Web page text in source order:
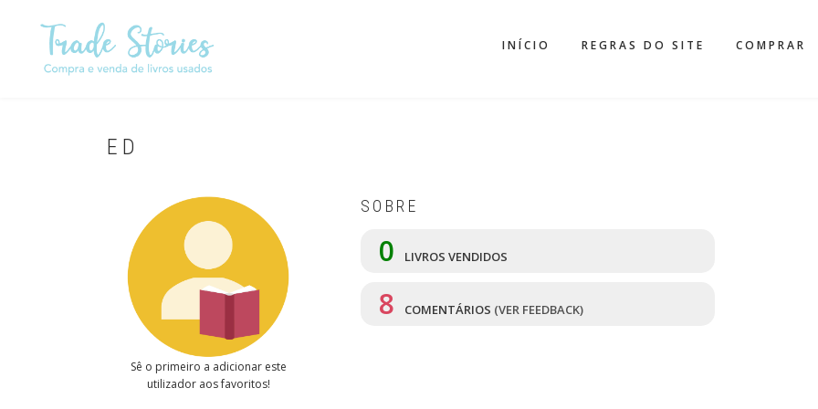
conteúdo
INÍCIO REGRAS DO SITE COMPRAR
ED
Sê o primeiro a adicionar este
utilizador aos favoritos!
SOBRE
0 LIVROS VENDIDOS
8 COMENTÁRIOS (VER FEEDBACK)